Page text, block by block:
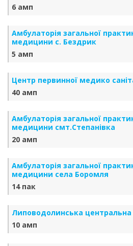
6 амп
Амбулаторія загальної
медицини с. Бездрик
5 амп
Центр первинної медико
40 амп
Амбулаторія загальної
медицини смт.Степанівка
20 амп
Амбулаторія загальної
медицини села Боромля
14 пак
Липоводолинська центральна
10 амп